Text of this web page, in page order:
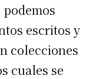
escritos y
colecciones
cuales se